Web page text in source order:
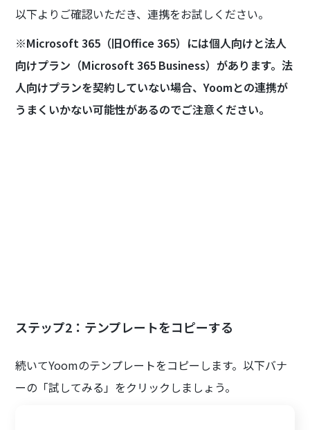
以下よりご確認いただき、連携をお試しください。
※Microsoft 365（旧Office 365）には個人向けと法人
向けプラン（Microsoft 365 Business）があります。法
人向けプランを契約していない場合、Yoomとの連携が
うまくいかない可能性があるのでご注意ください。
ステップ2：テンプレートをコピーする
続いてYoomのテンプレートをコピーします。以下バナ
ーの「試してみる」をクリックしましょう。